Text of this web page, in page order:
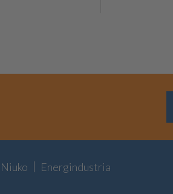
Niuko Energindustria